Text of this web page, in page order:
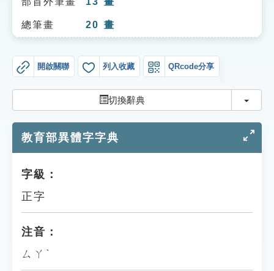
單字索引
貓頭鷹博士
總筆畫 20 畫
開啟關聯 列入收藏 QRcode分享
切換辭典 切換
教育部異體字字典
字級：
正字
注音：
ㄙㄚˋ